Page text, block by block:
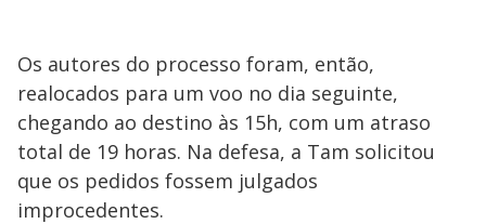
Os autores do processo foram, então,
realocados para um voo no dia seguinte,
chegando ao destino às 15h, com um atraso
total de 19 horas. Na defesa, a Tam solicitou
que os pedidos fossem julgados
improcedentes.